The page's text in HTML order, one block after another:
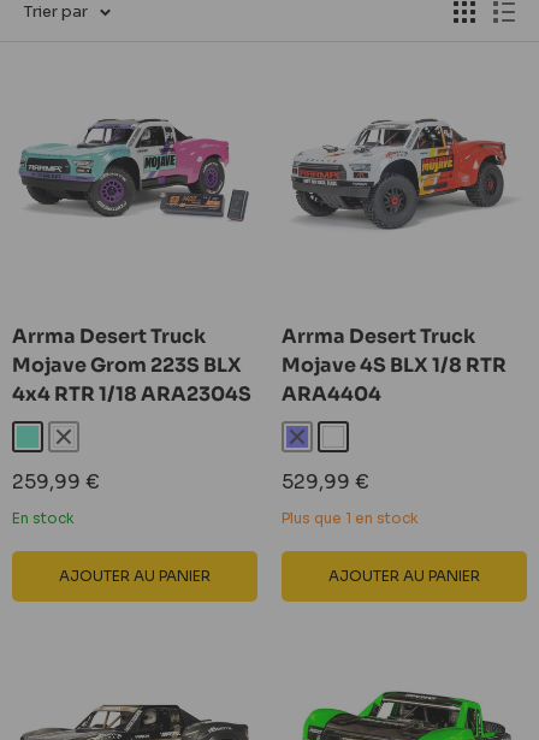
Trier par
Arrma Desert Truck
Mojave Grom 223S BLX
4x4 RTR 1/18 ARA2304S
Turquoise
Blanc
Prix
réduit
259,99 €
En stock
AJOUTER AU PANIER
Arrma Desert Truck
Mojave 4S BLX 1/8 RTR
ARA4404
Bleu
Prix
réduit
529,99 €
Plus que 1 en stock
AJOUTER AU PANIER